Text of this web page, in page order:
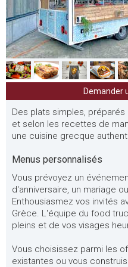
Demander
Des plats simples,
et selon les recettes de
une cuisine grecque
Menus personnalisés
Vous prévoyez un
d'anniversaire, un mariage
Enthousiasmez vos invités
Grèce. L'équipe du food
pleins et de vos visages
Vous choisissez parmi les
existantes ou vous